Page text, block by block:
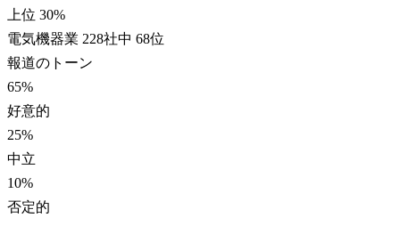
上位 30%
電気機器業 228社中 68位
報道のトーン
65%
好意的
25%
中立
10%
否定的